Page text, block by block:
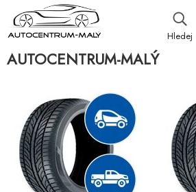
Hledej
AUTOCENTRUM-MALÝ